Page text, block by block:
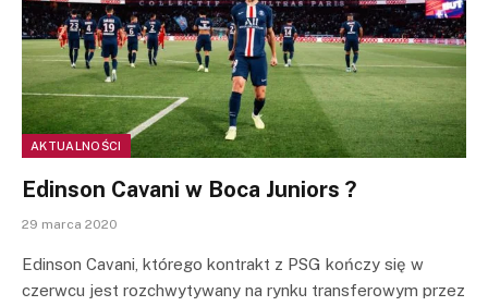
AKTUALNOŚCI
Edinson Cavani w Boca Juniors ?
29 marca 2020
Edinson Cavani, którego kontrakt z PSG kończy się w
czerwcu jest rozchwytywany na rynku transferowym przez